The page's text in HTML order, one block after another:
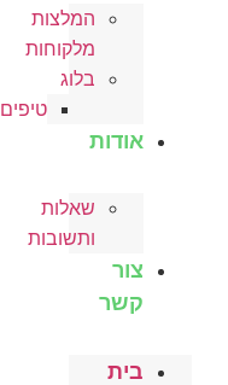
המלצות
מלקוחות
בלוג
טיפים
אודות
שאלות
ותשובות
צור
קשר
בית